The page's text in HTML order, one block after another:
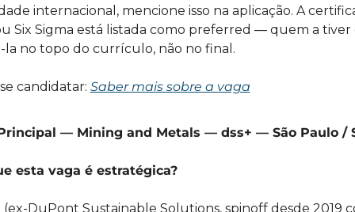
internacional, mencione isso na aplicação. A
Six Sigma está listada como preferred — quem a tiver
la no topo do currículo, não no final.
candidatar: Saber mais sobre a vaga
— Mining and Metals — dss+ — São Paulo /
esta vaga é estratégica?
(ex-DuPont Sustainable Solutions, spinoff desde 2019